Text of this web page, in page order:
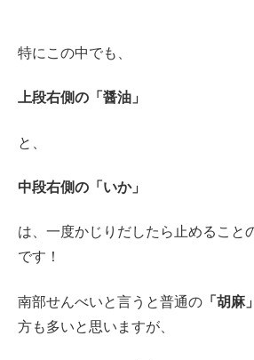
特にこの中でも、
上段右側の「醤油」
と、
中段右側の「いか」
は、一度かじりだしたら止めること
です！
南部せんべいと言うと普通の 「胡麻」
方も多いと思いますが、